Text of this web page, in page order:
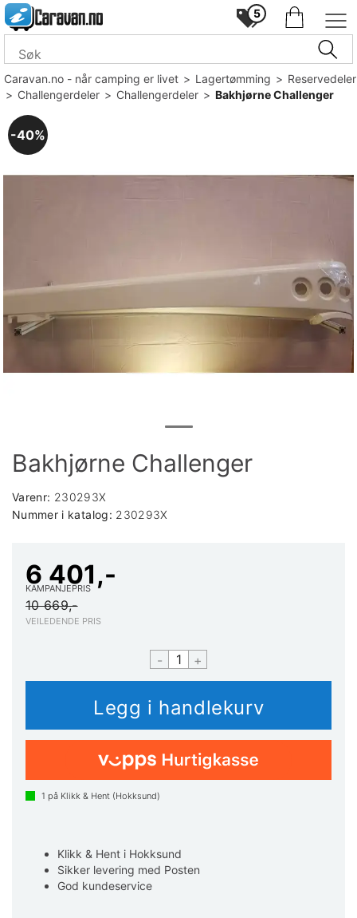
5
Caravan.no - når camping er livet>Lagertømming>Reservedeler
>Challengerdeler>Challengerdeler>Bakhjørne Challenger
40%
Bakhjørne Challenger
Varenr: 230293X
Nummer i katalog: 230293X
6 401,-
KAMPANJEPRIS
10 669,-
VEILEDENDE PRIS
- +
1 på Klikk & Hent (Hokksund)
Klikk & Hent i Hokksund
Sikker levering med Posten
God kundeservice